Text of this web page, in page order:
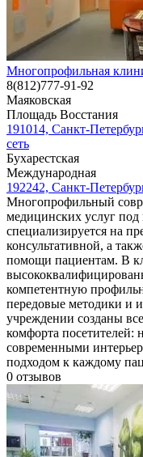
Многопрофильная
8(812)777-91-92
Маяковская
Площадь Восстания
191014, Санкт-
сеть
Бухарестская
Международная
192242, Санкт-
Многопрофильный
медицинских услуг
специализируется на
консультативной, а
помощи пациентам. В
компетентную
передовые методики и
учреждении созданы
комфорта посетителей:
современными
подходом к каждому
0 отзывов